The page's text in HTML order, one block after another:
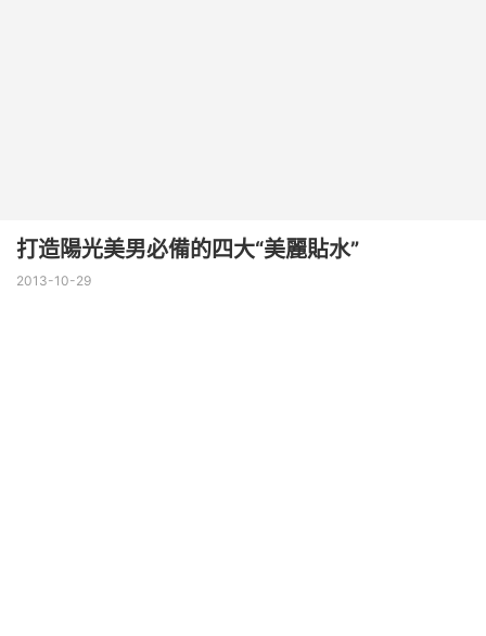
打造陽光美男必備的四大“美麗貼水”
2013-10-29